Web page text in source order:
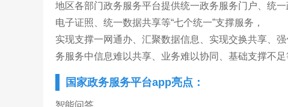
地区各部门政务服务平台提供统一政务服务门户、统
电子证照、统一数据共享等“七个统一”支撑服务，
实现支撑一网通办、汇聚数据信息、实现交换共享、
务服务中信息难以共享、业务难以协同、基础支撑不足
国家政务服务平台app亮点：
智能问答